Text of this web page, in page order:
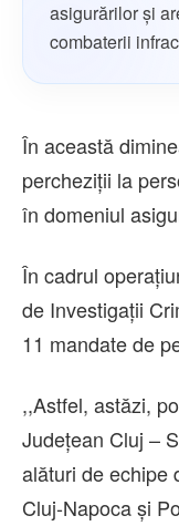
asigurărilor și
combaterii
În această
percheziții la
în domeniul
În cadrul
de Investigații
11 mandate de
,,Astfel, astăzi,
Județean Cluj –
alături de echipe
Cluj-Napoca și